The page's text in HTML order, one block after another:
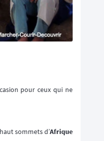
pour ceux qui ne
sommets d’Afrique